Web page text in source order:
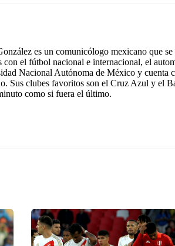
es un comunicólogo mexicano que
con el fútbol nacional e internacional, el
Nacional Autónoma de México y cuenta
Sus clubes favoritos son el Cruz Azul y el
como si fuera el último.